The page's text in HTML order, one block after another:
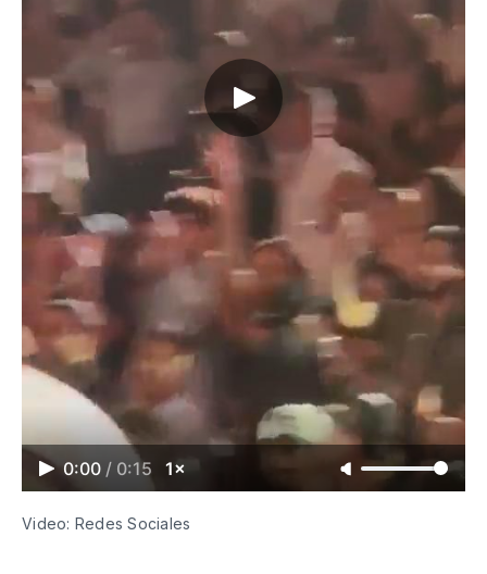
0:00 / 0:15 1×
Video: Redes Sociales